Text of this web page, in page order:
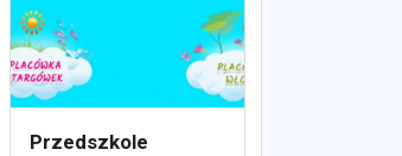
Przedszkole